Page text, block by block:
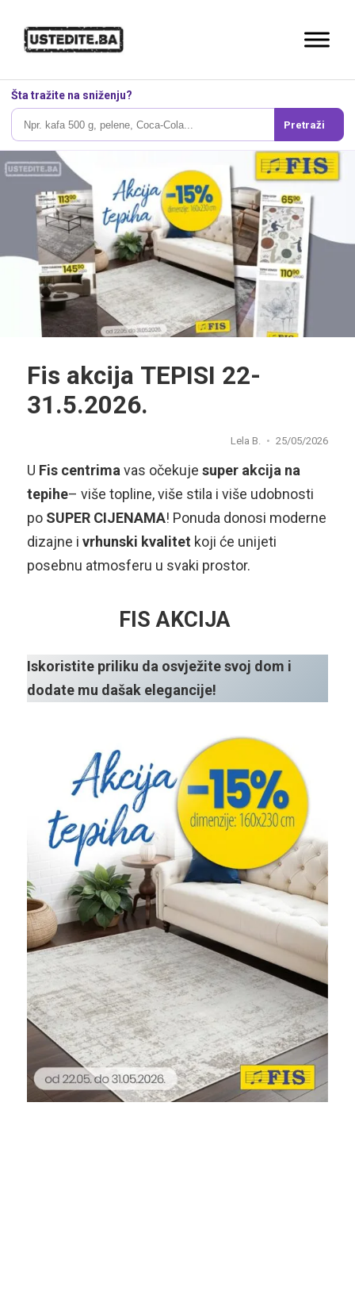
Šta tražite na sniženju?
Pretraži
Fis akcija TEPISI 22-
31.5.2026.
Lela B. 25/05/2026
U Fis centrima vas očekuje super akcija na
tepihe– više topline, više stila i više udobnosti
po SUPER CIJENAMA! Ponuda donosi moderne
dizajne i vrhunski kvalitet koji će unijeti
posebnu atmosferu u svaki prostor.
FIS AKCIJA
Iskoristite priliku da osvježite svoj dom i
dodate mu dašak elegancije!